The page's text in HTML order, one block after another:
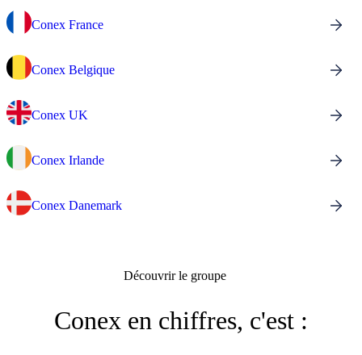
Conex France
Conex Belgique
Conex UK
Conex Irlande
Conex Danemark
Découvrir le groupe
Conex en chiffres, c'est :